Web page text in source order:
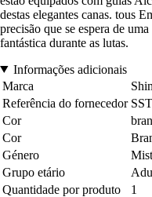
destas elegantes canas. tous
precisão que se espera de
fantástica durante as lutas.
Informações adicionais
Marca
Referência do fornecedor
Cor
Cor
Género
Grupo etário
Quantidade por produto
1